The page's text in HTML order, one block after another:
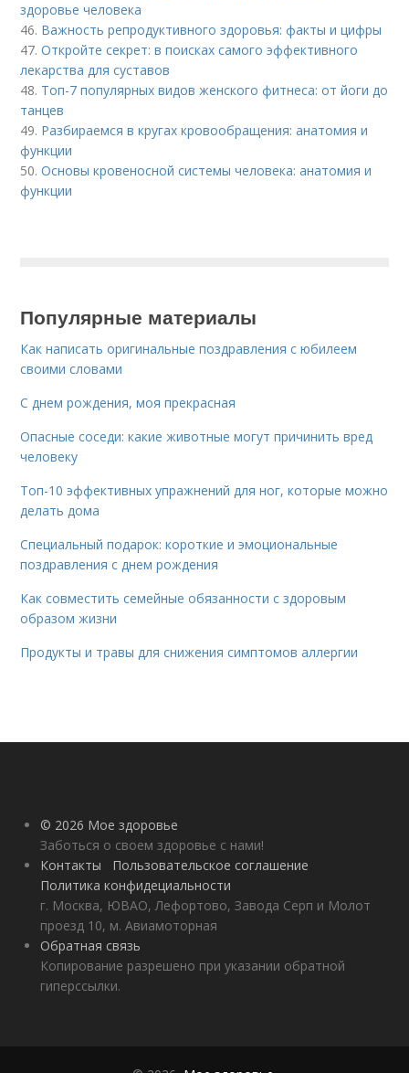
здоровье человека
46. Важность репродуктивного здоровья: факты и цифры
47.Откройте секрет: в поисках самого эффективного
лекарства для суставов
48. Топ-7 популярных видов женского фитнеса: от йоги до
танцев
49. Разбираемся в кругах кровообращения: анатомия и
функции
50.Основы кровеносной системы человека: анатомия и
функции
Популярные материалы
Как написать оригинальные поздравления с юбилеем
своими словами
С днем рождения, моя прекрасная
Опасные соседи: какие животные могут причинить вред
человеку
Топ-10 эффективных упражнений для ног, которые можно
делать дома
Специальный подарок: короткие и эмоциональные
поздравления с днем рождения
Как совместить семейные обязанности с здоровым
образом жизни
Продукты и травы для снижения симптомов аллергии
© 2026 Мое здоровье
Заботься о своем здоровье с нами!
Контакты
Пользовательское соглашение
Политика конфидециальности
г. Москва, ЮВАО, Лефортово, Завода Серп и Молот
проезд 10, м. Авиамоторная
Обратная связь
Копирование разрешено при указании обратной
гиперссылки.